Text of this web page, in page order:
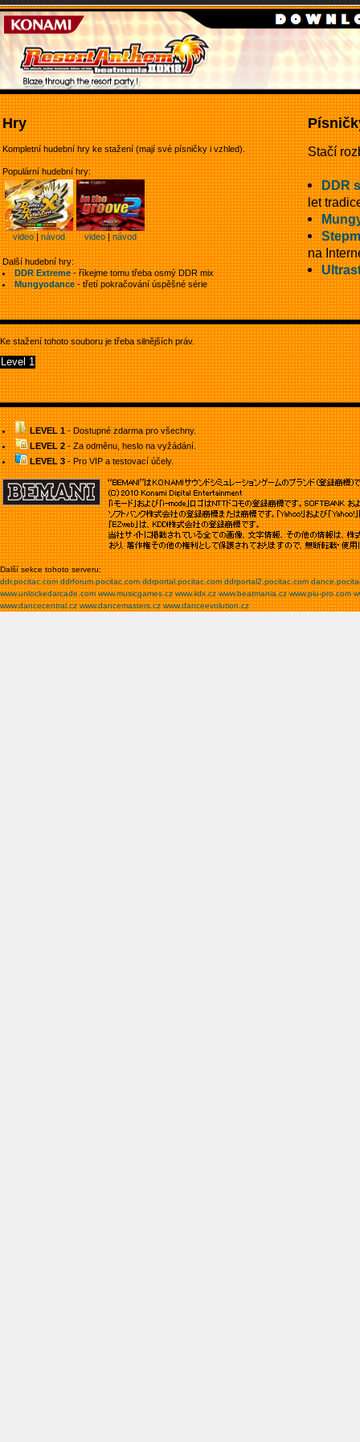
Hry
Kompletní hudební hry ke stažení (mají své písničky i vzhled).
Populární hudební hry:
video|návod video|návod
Další hudební hry:
DDR Extreme- říkejme tomu třeba osmý DDR mix
Mungyodance- třetí pokračování úspěšné série
Stačí
DDR
let
na
Ke stažení tohoto souboru je třeba silnějších práv.
Level 1
LEVEL 1- Dostupné zdarma pro všechny.
LEVEL 2- Za odměnu, heslo na vyžádání.
LEVEL 3- Pro VIP a testovací účely.
Další sekce tohoto serveru:
ddr.pocitac.com ddrforum.pocitac.com ddrportal.pocitac.com ddrportal2.pocitac.com
www.unlockedarcade.com www.musicgames.cz www.iidx.cz www.beatmania.cz www.piu-pro.com
www.dancecentral.cz www.dancemasters.cz www.danceevolution.cz